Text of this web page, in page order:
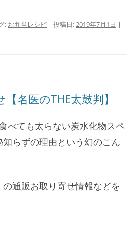
: お弁当レシピ | 投稿日:2019年7月1日 |
名医のTHE太鼓判】
べても太らない炭水化物スペ
らずの理由という幻のこん
通販お取り寄せ情報などを